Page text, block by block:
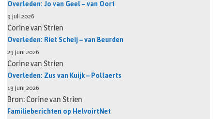
Overleden: Jo van Geel – van Oort
9 juli 2026
Corine van Strien
Overleden: Riet Scheij – van Beurden
29 juni 2026
Corine van Strien
Overleden: Zus van Kuijk – Pollaerts
19 juni 2026
Bron: Corine van Strien
Familieberichten op HelvoirtNet